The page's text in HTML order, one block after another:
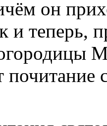
он
и теперь,